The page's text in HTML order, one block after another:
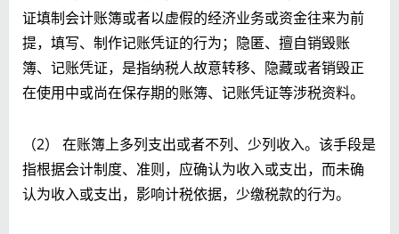
证填制会计账簿或者以虚假的经济业务或资金往来为前
提，填写、制作记账凭证的行为；隐匿、擅自销毁账
簿、记账凭证，是指纳税人故意转移、隐藏或者销毁正
在使用中或尚在保存期的账簿、记账凭证等涉税资料。
（2） 在账簿上多列支出或者不列、少列收入。该手段是
指根据会计制度、准则，应确认为收入或支出，而未确
认为收入或支出，影响计税依据，少缴税款的行为。